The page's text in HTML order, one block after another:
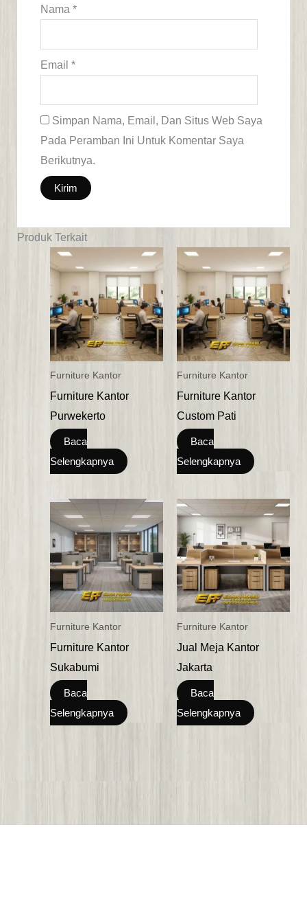
Nama *
Email *
Simpan Nama, Email, Dan Situs Web Saya
Pada Peramban Ini Untuk Komentar Saya
Berikutnya.
Produk Terkait
Furniture Kantor
Furniture Kantor
Purwekerto
Baca
Selengkapnya
Furniture Kantor
Furniture Kantor
Custom Pati
Baca
Selengkapnya
Furniture Kantor
Furniture Kantor
Sukabumi
Baca
Selengkapnya
Furniture Kantor
Jual Meja Kantor
Jakarta
Baca
Selengkapnya